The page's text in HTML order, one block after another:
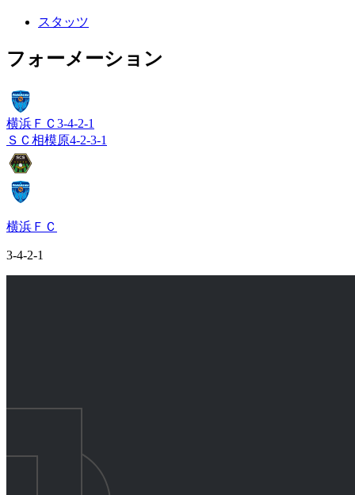
スタッツ
フォーメーション
横浜ＦＣ 3-4-2-1
ＳＣ相模原4-2-3-1
横浜ＦＣ
3-4-2-1